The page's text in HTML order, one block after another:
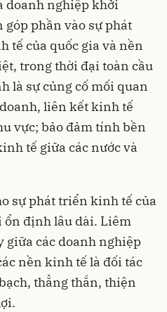
doanh nghiệp khởi
phần vào sự phát
tế của quốc gia và nền
trong thời đại toàn cầu
là sự củng cố mối quan
liên kết kinh tế
vực; bảo đảm tính bền
tế giữa các nước và
sự phát triển kinh tế của
ổn định lâu dài. Liêm
giữa các doanh nghiệp
nền kinh tế là đối tác
thẳng thắn, thiện